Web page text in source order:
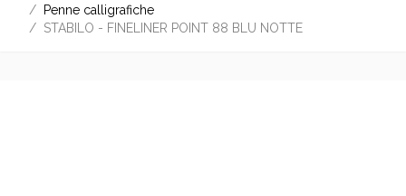
/
Penne calligrafiche
/ STABILO - FINELINER POINT 88 BLU NOTTE